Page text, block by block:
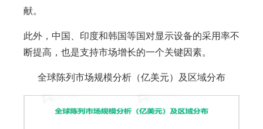
献。
此外，中国、印度和韩国等国对显示设备的采用率不
断提高，也是支持市场增长的一个关键因素。
全球陈列市场规模分析（亿美元）及区域分布